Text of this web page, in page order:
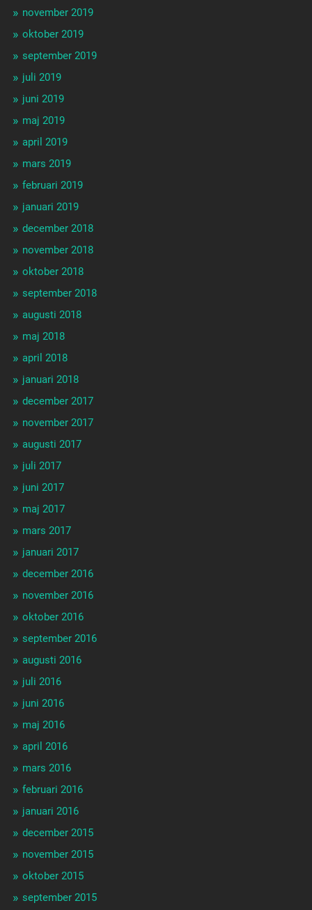
november 2019
oktober 2019
september 2019
juli 2019
juni 2019
maj 2019
april 2019
mars 2019
februari 2019
januari 2019
december 2018
november 2018
oktober 2018
september 2018
augusti 2018
maj 2018
april 2018
januari 2018
december 2017
november 2017
augusti 2017
juli 2017
juni 2017
maj 2017
mars 2017
januari 2017
december 2016
november 2016
oktober 2016
september 2016
augusti 2016
juli 2016
juni 2016
maj 2016
april 2016
mars 2016
februari 2016
januari 2016
december 2015
november 2015
oktober 2015
september 2015